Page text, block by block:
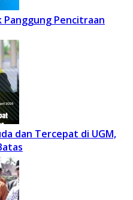
Panggung Pencitraan
dan Tercepat di UGM,